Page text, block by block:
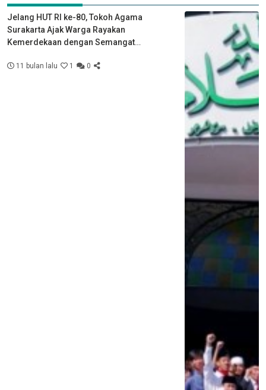
Jelang HUT RI ke-80, Tokoh Agama
Surakarta Ajak Warga Rayakan
Kemerdekaan dengan Semangat
11 bulan lalu 1 0